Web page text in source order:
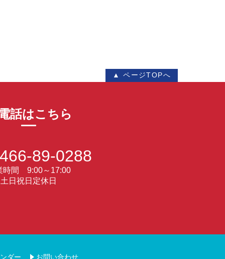
▲ ページTOPへ
話はこちら
89-0288
時間 9:00～17:00
土日祝日定休日
ダー お問い合わせ